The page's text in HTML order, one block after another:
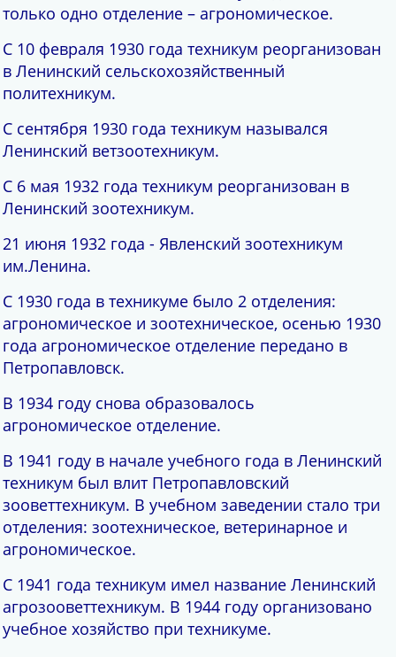
только одно отделение – агрономическое.
С 10 февраля 1930 года техникум реорганизован
в Ленинский сельскохозяйственный
политехникум.
С сентября 1930 года техникум назывался
Ленинский ветзоотехникум.
С 6 мая 1932 года техникум реорганизован в
Ленинский зоотехникум.
21 июня 1932 года - Явленский зоотехникум
им.Ленина.
С 1930 года в техникуме было 2 отделения:
агрономическое и зоотехническое, осенью 1930
года агрономическое отделение передано в
Петропавловск.
В 1934 году снова образовалось
агрономическое отделение.
В 1941 году в начале учебного года в Ленинский
техникум был влит Петропавловский
зооветтехникум. В учебном заведении стало три
отделения: зоотехническое, ветеринарное и
агрономическое.
С 1941 года техникум имел название Ленинский
агрозооветтехникум. В 1944 году организовано
учебное хозяйство при техникуме.